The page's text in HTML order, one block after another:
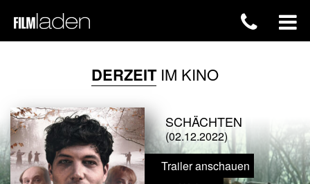
DERZEITIM KINO
SCHÄCHTEN
(02.12.2022)
Trailer anschauen